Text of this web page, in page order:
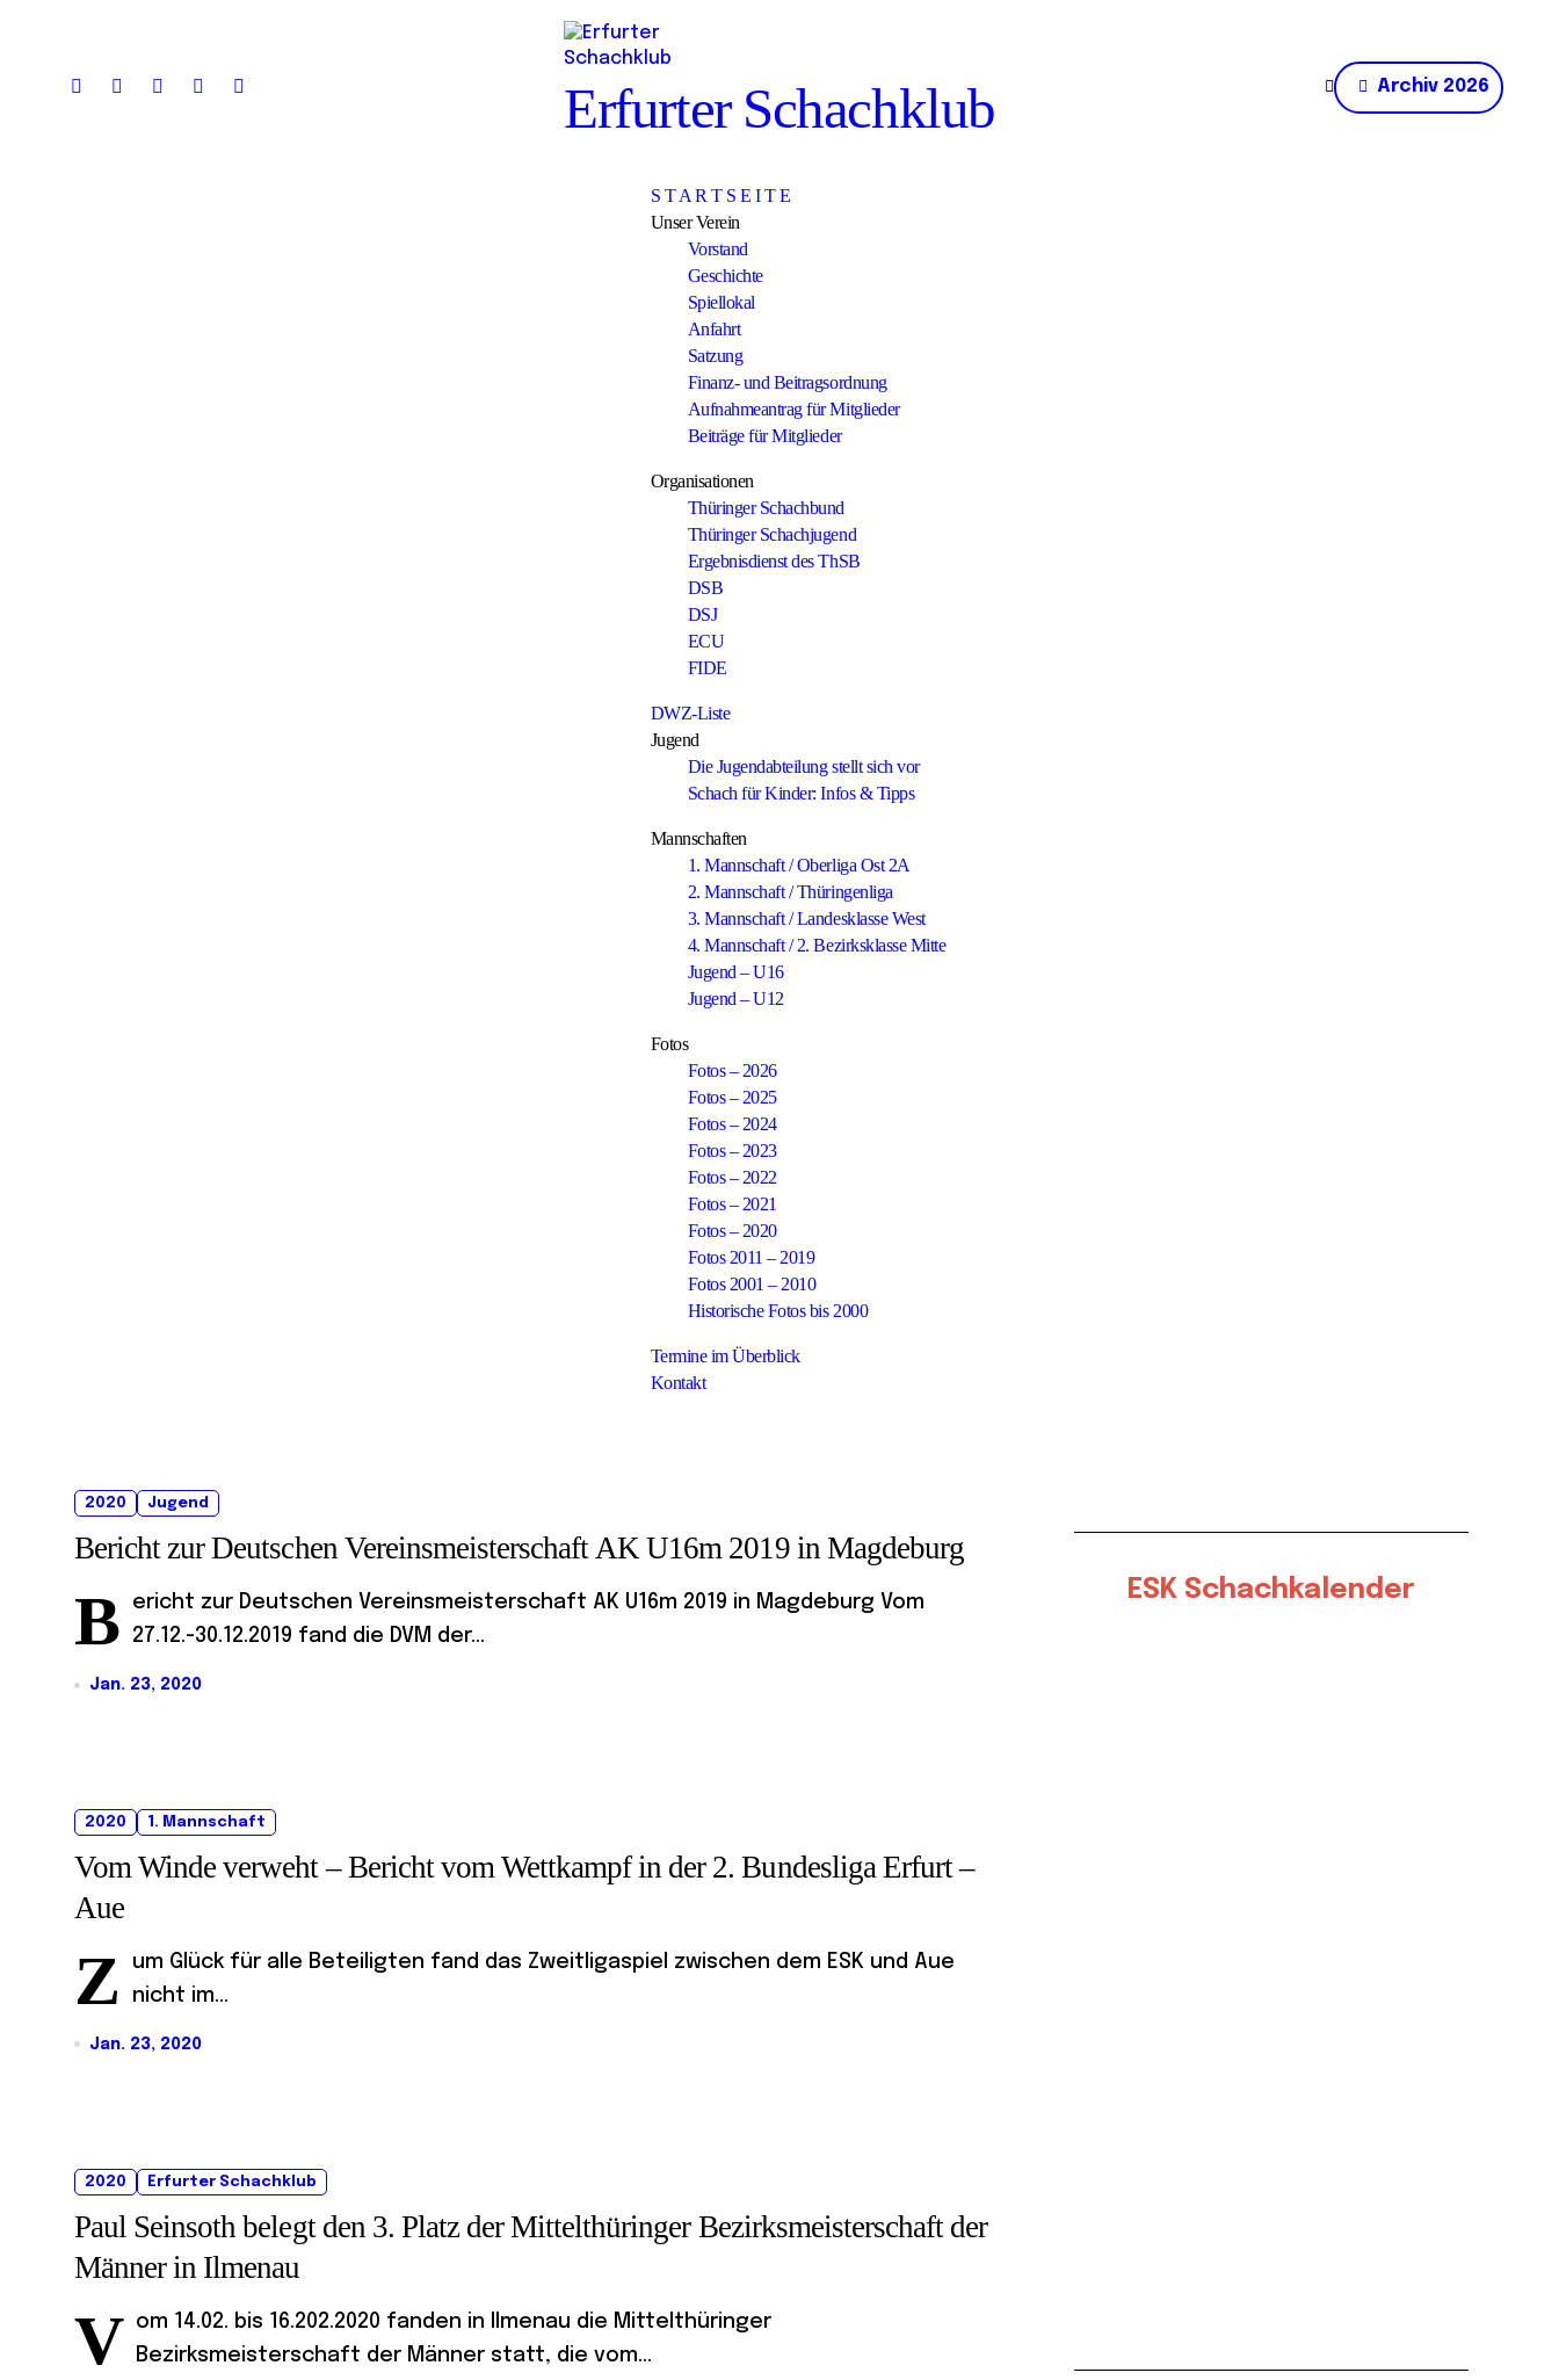
Erfurter Schachklub Archiv 2026
S T A R T S E I T E
Unser Verein
Vorstand
Geschichte
Spiellokal
Anfahrt
Satzung
Finanz- und Beitragsordnung
Aufnahmeantrag für Mitglieder
Beiträge für Mitglieder
Organisationen
Thüringer Schachbund
Thüringer Schachjugend
Ergebnisdienst des ThSB
DSB
DSJ
ECU
FIDE
DWZ-Liste
Jugend
Die Jugendabteilung stellt sich vor
Schach für Kinder: Infos & Tipps
Mannschaften
1. Mannschaft / Oberliga Ost 2A
2. Mannschaft / Thüringenliga
3. Mannschaft / Landesklasse West
4. Mannschaft / 2. Bezirksklasse Mitte
Jugend – U16
Jugend – U12
Fotos
Fotos – 2026
Fotos – 2025
Fotos – 2024
Fotos – 2023
Fotos – 2022
Fotos – 2021
Fotos – 2020
Fotos 2011 – 2019
Fotos 2001 – 2010
Historische Fotos bis 2000
Termine im Überblick
Kontakt
2020 Jugend
Bericht zur Deutschen Vereinsmeisterschaft AK U16m 2019 in Magdeburg
B
ericht zur Deutschen Vereinsmeisterschaft AK U16m 2019 in Magdeburg Vom
27.12.-30.12.2019 fand die DVM der...
Jan. 23, 2020
2020 1. Mannschaft
Vom Winde verweht – Bericht vom Wettkampf in der 2. Bundesliga Erfurt –
Aue
Z
um Glück für alle Beteiligten fand das Zweitligaspiel zwischen dem ESK und Aue
nicht im...
Jan. 23, 2020
2020 Erfurter Schachklub
Paul Seinsoth belegt den 3. Platz der Mittelthüringer Bezirksmeisterschaft der
Männer in Ilmenau
V
om 14.02. bis 16.202.2020 fanden in Ilmenau die Mittelthüringer
Bezirksmeisterschaft der Männer statt, die vom...
ESK Schachkalender